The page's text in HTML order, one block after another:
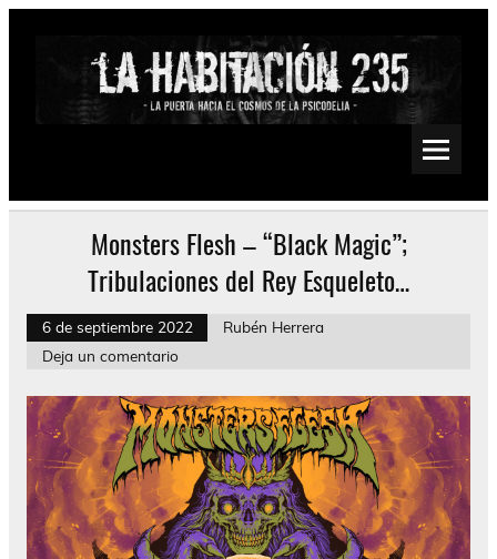
Saltar
Psychedelic, Stoner, Doom, Sludge, Fuzz, Space, Drone
Monsters Flesh – “Black Magic”;
Tribulaciones del Rey Esqueleto…
6 de septiembre 2022
Rubén Herrera
Deja un comentario